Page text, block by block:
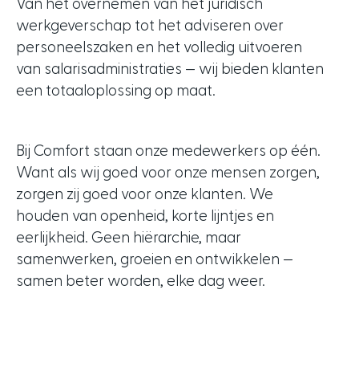
Van het overnemen van het juridisch
werkgeverschap tot het adviseren over
personeelszaken en het volledig uitvoeren
van salarisadministraties — wij bieden klanten
een totaaloplossing op maat.
Bij Comfort staan onze medewerkers op één.
Want als wij goed voor onze mensen zorgen,
zorgen zij goed voor onze klanten. We
houden van openheid, korte lijntjes en
eerlijkheid. Geen hiërarchie, maar
samenwerken, groeien en ontwikkelen —
samen beter worden, elke dag weer.